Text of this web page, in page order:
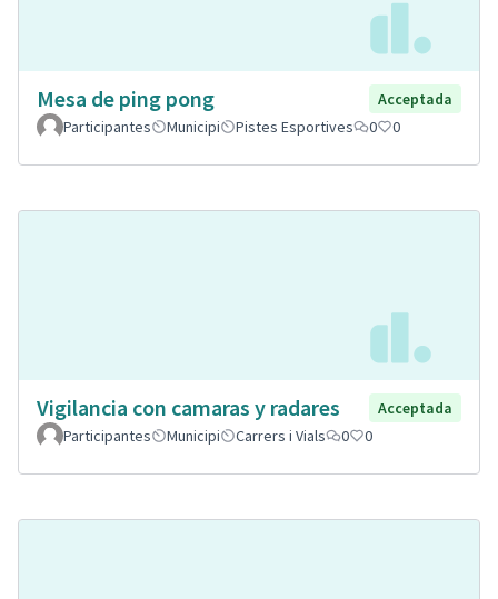
Mesa de ping pong
Acceptada
Participantes
Municipi Pistes Esportives 0 0
Vigilancia con camaras y radares
Acceptada
Participantes
Municipi Carrers i Vials 0 0